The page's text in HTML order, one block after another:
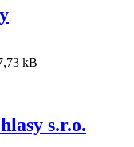
kB
s.r.o.